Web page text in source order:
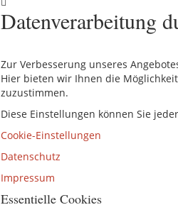
Datenverarbeitung
Zur Verbesserung unseres
Hier bieten wir Ihnen die
zuzustimmen.
Diese Einstellungen können Sie
Cookie-Einstellungen
Datenschutz
Impressum
Essentielle Cookies